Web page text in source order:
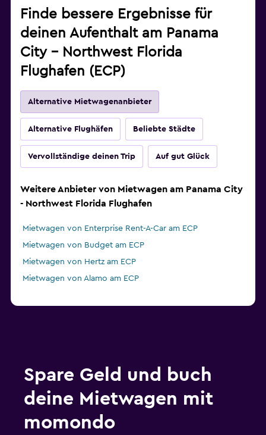
Finde bessere Ergebnisse für
deinen Aufenthalt am Panama
City - Northwest Florida
Flughafen (ECP)
Alternative Mietwagenanbieter
Alternative Flughäfen Beliebte Städte
Vervollständige deinen Trip Auf gut Glück
Weitere Anbieter von Mietwagen am Panama City
- Northwest Florida Flughafen
Mietwagen von Enterprise Rent-A-Car am ECP
Mietwagen von Budget am ECP
Mietwagen von Hertz am ECP
Mietwagen von Alamo am ECP
Spare Geld und buch
deine Mietwagen mit
momondo